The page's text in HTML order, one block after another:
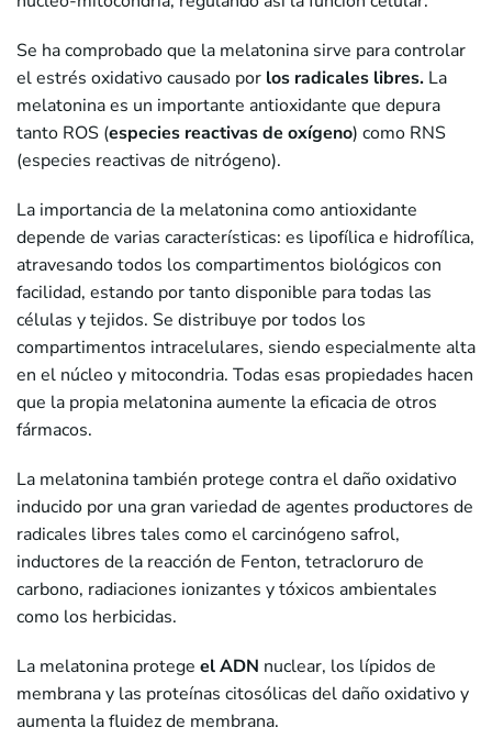
Se ha comprobado que la melatonina sirve para controlar
el estrés oxidativo causado por los radicales libres. La
melatonina es un importante antioxidante que depura
tanto ROS (especies reactivas de oxígeno) como RNS
(especies reactivas de nitrógeno).
La importancia de la melatonina como antioxidante
depende de varias características: es lipofílica e hidrofílica,
atravesando todos los compartimentos biológicos con
facilidad, estando por tanto disponible para todas las
células y tejidos. Se distribuye por todos los
compartimentos intracelulares, siendo especialmente alta
en el núcleo y mitocondria. Todas esas propiedades hacen
que la propia melatonina aumente la eficacia de otros
fármacos.
La melatonina también protege contra el daño oxidativo
inducido por una gran variedad de agentes productores de
radicales libres tales como el carcinógeno safrol,
inductores de la reacción de Fenton, tetracloruro de
carbono, radiaciones ionizantes y tóxicos ambientales
como los herbicidas.
La melatonina protege el ADN nuclear, los lípidos de
membrana y las proteínas citosólicas del daño oxidativo y
aumenta la fluidez de membrana.